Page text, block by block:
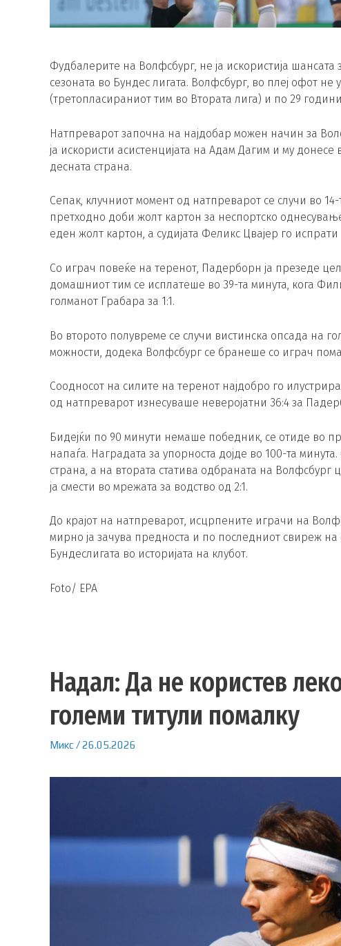
Фудбалерите на Волфсбург, не ја искористија шансата
сезоната во Бундес лигата. Волфсбург, во плеј офот
(третопласираниот тим во Втората лига) и по 29
Натпреварот започна на најдобар можен начин за
ја искористи асистенцијата на Адам Дагим и му
десната страна.
Сепак, клучниот момент од натпреварот се случи во
претходно доби жолт картон за неспортско
еден жолт картон, а судијата Феликс Цвајер го испрати
Со играч повеќе на теренот, Падерборн ја презеде
домашниот тим се исплатеше во 39-та минута, кога
голманот Грабара за 1:1.
Во второто полувреме се случи вистинска опсада на
можности, додека Волфсбург се бранеше со играч
Соодносот на силите на теренот најдобро го
од натпреварот изнесуваше неверојатни 36:4 за
Бидејќи по 90 минути немаше победник, се отиде во
напаѓа. Наградата за упорноста дојде во 100-та
страна, а на втората статива одбраната на Волфсбург
ја смести во мрежата за водство од 2:1.
До крајот на натпреварот, исцрпените играчи на
мирно ја зачува предноста и по последниот свиреж на
Бундеслигата во историјата на клубот.
Foto/ EPA
Надал: Да не користев
големи титули помалку
Микс/26.05.2026